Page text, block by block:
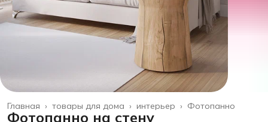
Фотопанно
интерьер ›
товары для дома ›
Главная ›
Фотопанно на стену